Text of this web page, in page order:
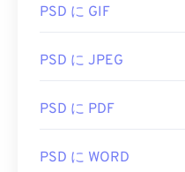
なプログラムです。
あります。
PSDファイルはサイズ
タを圧縮できるファイ
PSD に GIF
PSD に JPEG
PSD に PDF
PSD に WORD